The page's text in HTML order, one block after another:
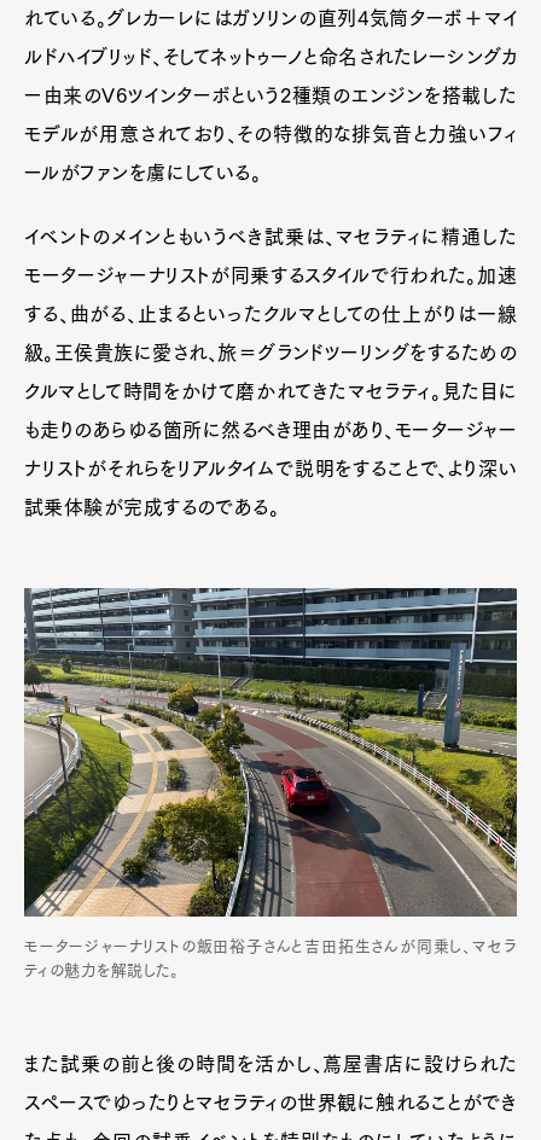
れている。グレカーレにはガソリンの直列4気筒ターボ＋マイ
ルドハイブリッド、そしてネットゥーノと命名されたレーシングカ
ー由来のV6ツインターボという2種類のエンジンを搭載した
モデルが用意されており、その特徴的な排気音と力強いフィ
ールがファンを虜にしている。
イベントのメインともいうべき試乗は、マセラティに精通した
モータージャーナリストが同乗するスタイルで行われた。加速
する、曲がる、止まるといったクルマとしての仕上がりは一線
級。王侯貴族に愛され、旅＝グランドツーリングをするための
クルマとして時間をかけて磨かれてきたマセラティ。見た目に
も走りのあらゆる箇所に然るべき理由があり、モータージャー
ナリストがそれらをリアルタイムで説明をすることで、より深い
試乗体験が完成するのである。
モータージャーナリストの飯田裕子さんと吉田拓生さんが同乗し、マセラ
ティの魅力を解説した。
また試乗の前と後の時間を活かし、蔦屋書店に設けられた
スペースでゆったりとマセラティの世界観に触れることができ